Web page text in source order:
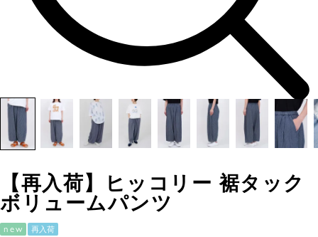
【再入荷】ヒッコリー 裾タック
ボリュームパンツ
new 再入荷